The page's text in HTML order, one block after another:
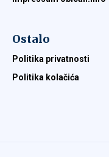
Ostalo
Politika privatnosti
Politika kolačića